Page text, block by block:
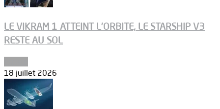
LE VIKRAM 1 ATTEINT L’ORBITE, LE STARSHIP V3
RESTE AU SOL
18 juillet 2026